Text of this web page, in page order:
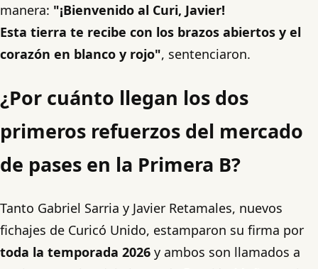
manera: "¡Bienvenido al Curi, Javier!
Esta tierra te recibe con los brazos abiertos y el
corazón en blanco y rojo", sentenciaron.
¿Por cuánto llegan los dos
primeros refuerzos del mercado
de pases en la Primera B?
Tanto Gabriel Sarria y Javier Retamales, nuevos
fichajes de Curicó Unido, estamparon su firma por
toda la temporada 2026 y ambos son llamados a